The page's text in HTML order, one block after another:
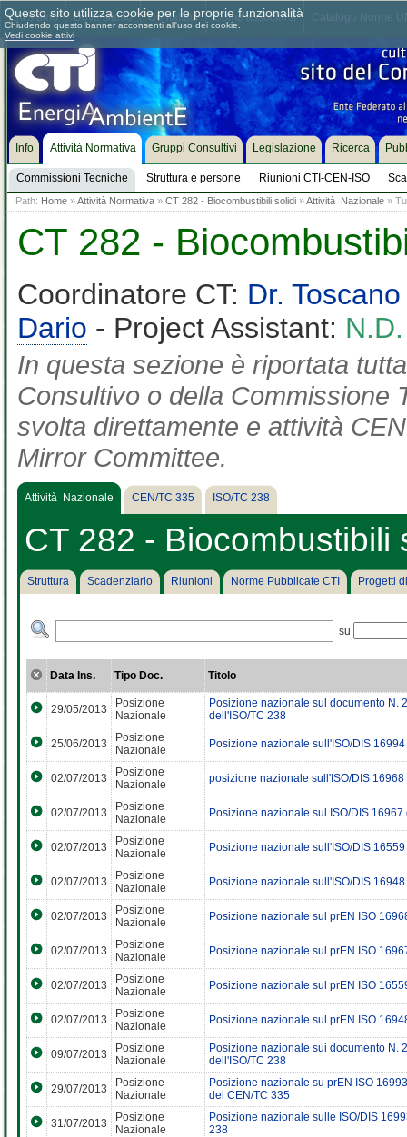
Chi siamo Dove siamo Contattaci Come associarsi
Info Attività Normativa
Commissioni Tecniche Struttura e persone Riunioni CTI-CEN-ISO
Gruppi Consultivi Legislazione Ricerca
Path: Home »Attività Normativa » CT 282 - Biocombustibili solidi »Attività Nazionale »
CT 282 -
Coordinatore CT: Dr.
Dario - Project Assistant: N.D.
In questa sezione è riportata
Consultivo o della Commissione
svolta direttamente e attività
Mirror Committee.
Attività Nazionale CEN/TC 335 ISO/TC 238
CT 282 - Biocombustibili
Struttura Scadenziario Riunioni Norme Pubblicate CTI Progetti
su
Data Ins. Tipo Doc. Titolo
29/05/2013
Posizione
Nazionale
Posizione nazionale sul documento N.
dell'ISO/TC 238
25/06/2013
Posizione
Nazionale
Posizione nazionale sull'ISO/DIS
02/07/2013
Posizione
Nazionale
posizione nazionale sull'ISO/DIS 16968
02/07/2013
Posizione
Nazionale
Posizione nazionale sul ISO/DIS 16967
02/07/2013
Posizione
Nazionale
Posizione nazionale sull'ISO/DIS
02/07/2013
Posizione
Nazionale
Posizione nazionale sull'ISO/DIS
02/07/2013
Posizione
Nazionale
Posizione nazionale sul prEN ISO
02/07/2013
Posizione
Nazionale
Posizione nazionale sul prEN ISO
02/07/2013
Posizione
Nazionale
Posizione nazionale sul prEN ISO
02/07/2013
Posizione
Nazionale
Posizione nazionale sul prEN ISO
09/07/2013
Posizione
Nazionale
Posizione nazionale sui documento N.
dell'ISO/TC 238
29/07/2013
Posizione
Nazionale
Posizione nazionale su prEN ISO
del CEN/TC 335
31/07/2013
Posizione
Nazionale
Posizione nazionale sulle ISO/DIS
238
Questo sito utilizza cookie per le proprie funzionalità
Chiudendo questo banner acconsenti all'uso dei cookie.
Vedi cookie attivi